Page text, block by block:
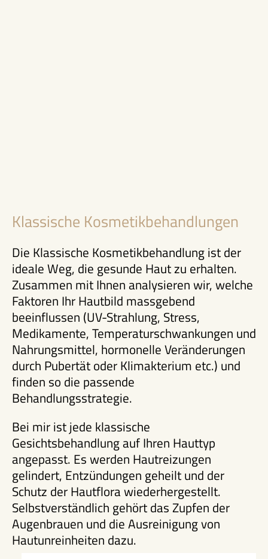
Klassische Kosmetikbehandlungen
Die Klassische Kosmetikbehandlung ist der
ideale Weg, die gesunde Haut zu erhalten.
Zusammen mit Ihnen analysieren wir, welche
Faktoren Ihr Hautbild massgebend
beeinflussen (UV-Strahlung, Stress,
Medikamente, Temperaturschwankungen und
Nahrungsmittel, hormonelle Veränderungen
durch Pubertät oder Klimakterium etc.) und
finden so die passende
Behandlungsstrategie.
Bei mir ist jede klassische
Gesichtsbehandlung auf Ihren Hauttyp
angepasst. Es werden Hautreizungen
gelindert, Entzündungen geheilt und der
Schutz der Hautflora wiederhergestellt.
Selbstverständlich gehört das Zupfen der
Augenbrauen und die Ausreinigung von
Hautunreinheiten dazu.